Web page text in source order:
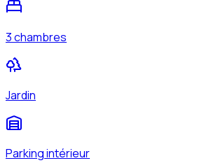
3 chambres
Jardin
Parking intérieur